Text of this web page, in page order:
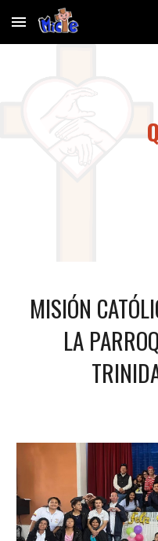
Skip to main content
MISIÓN
LA